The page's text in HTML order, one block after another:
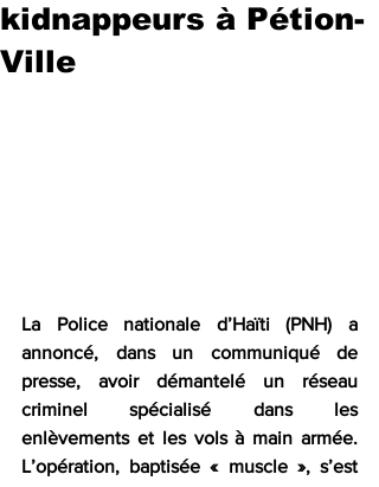
kidnappeurs à Pétion-
Ville
La Police nationale d’Haïti (PNH) a
annoncé, dans un communiqué de
presse, avoir démantelé un réseau
criminel spécialisé dans les
enlèvements et les vols à main armée.
L’opération, baptisée « muscle », s’est